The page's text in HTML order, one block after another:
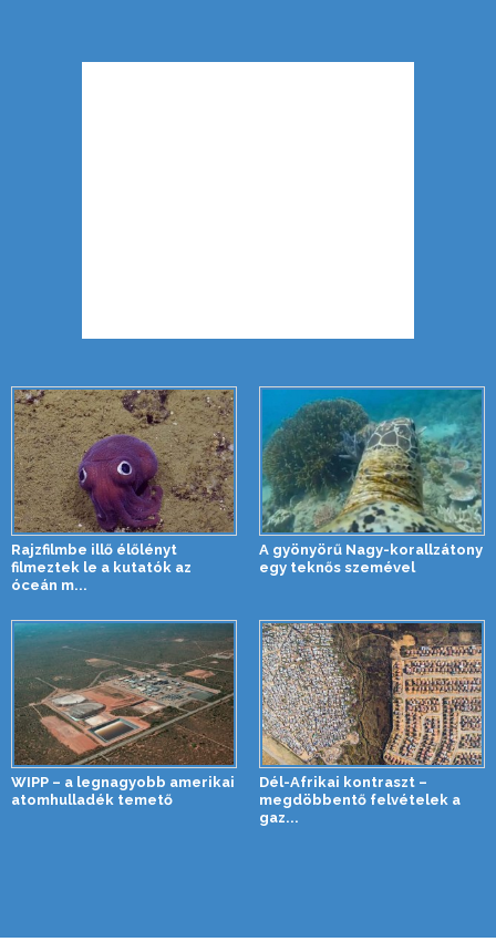
Rajzfilmbe illő élőlényt
filmeztek le a kutatók az
óceán m...
A gyönyörű Nagy-korallzátony
egy teknős szemével
WIPP – a legnagyobb amerikai
atomhulladék temető
Dél-Afrikai kontraszt –
megdöbbentő felvételek a
gaz...